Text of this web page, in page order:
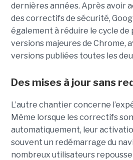
dernières années. Après avoir
des correctifs de sécurité,
également à réduire le cycle de
versions majeures de Chrome,
versions publiées toutes les
Des mises à jour sans
L’autre chantier concerne
Même lorsque les correctifs
automatiquement, leur
souvent un redémarrage du
nombreux utilisateurs